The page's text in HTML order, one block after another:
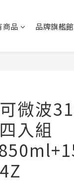
商品 品牌旗艦館
可微波
入組